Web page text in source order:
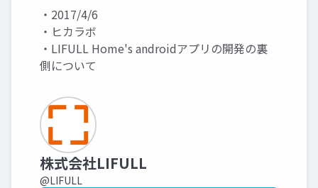
・2017/4/6
・ヒカラボ
・LIFULL Home's androidアプリの開発の裏
側について
株式会社LIFULL
@LIFULL